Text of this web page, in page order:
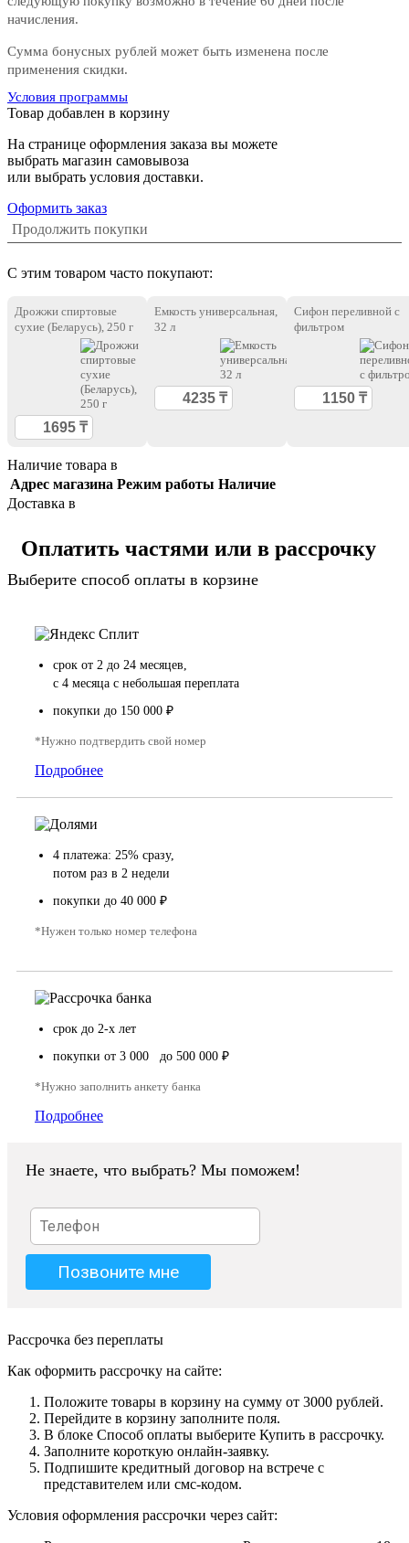
начисления.
Сумма бонусных рублей может быть изменена после
применения скидки.
Условия программы
Товар добавлен в корзину
На странице оформления заказа вы можете
выбрать магазин самовывоза
или выбрать условия доставки.
Оформить заказ
Продолжить покупки
С этим товаром часто покупают:
Дрожжи спиртовые
сухие (Беларусь), 250 г
Емкость универсальная,
32 л
Сифон переливной с
фильтром
Наличие товара в
Адрес магазина Режим работы Наличие
Доставка в
Оплатить частями или в рассрочку
Выберите способ оплаты в корзине
срок от 2 до 24 месяцев,
с 4 месяца с небольшая переплата
покупки до 150 000 ₽
*Нужно подтвердить свой номер
Подробнее
4 платежа: 25% сразу,
потом раз в 2 недели
покупки до 40 000 ₽
*Нужен только номер телефона
срок до 2-х лет
покупки от 3 000 до 500 000 ₽
*Нужно заполнить анкету банка
Подробнее
Не знаете, что выбрать? Мы поможем!
Рассрочка без переплаты
Как оформить рассрочку на сайте:
Положите товары в корзину на сумму от 3000 рублей.
Перейдите в корзину заполните поля.
В блоке Способ оплаты выберите Купить в рассрочку.
Заполните короткую онлайн-заявку.
Подпишите кредитный договор на встрече с
представителем или смс-кодом.
Условия оформления рассрочки через сайт: